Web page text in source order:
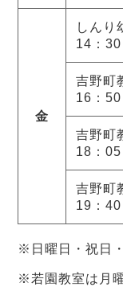
金
しんり
14：
吉野町
16：
吉野町
18：
吉野町
19：
※日曜日・祝日
※若園教室は月